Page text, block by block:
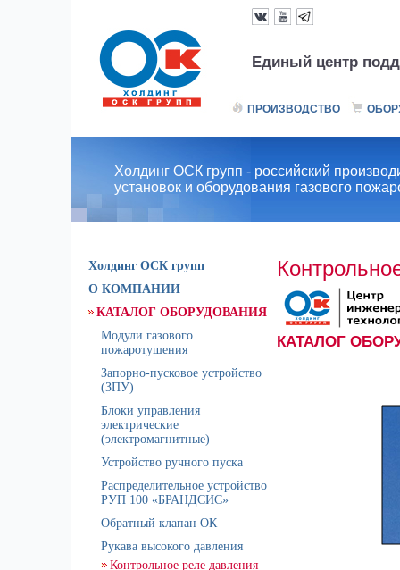
Единый центр
ПРОИЗВОДСТВО
Холдинг ОСК групп - российский
установок и оборудования газового
Холдинг ОСК групп
О КОМПАНИИ
КАТАЛОГ ОБОРУДОВАНИЯ
Модули газового
пожаротушения
Запорно-пусковое устройство
(ЗПУ)
Блоки управления
электрические
(электромагнитные)
Устройство ручного пуска
Распределительное устройство
РУП 100 «БРАНДСИС»
Обратный клапан ОК
Рукава высокого давления
Контрольное реле давления
КАТАЛОГ